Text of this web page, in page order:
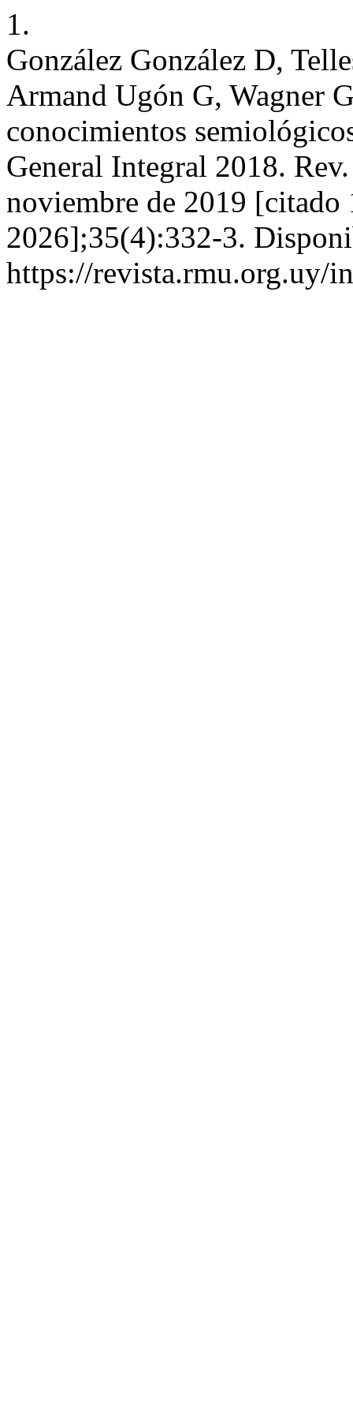
1.
González González D,
Armand Ugón G, Wagner
conocimientos
General Integral 2018.
noviembre de 2019 [citado
2026];35(4):332-3.
https://revista.rmu.org.uy/